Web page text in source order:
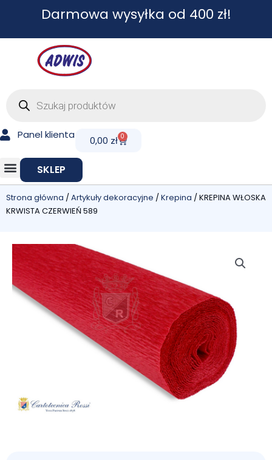
Darmowa wysyłka od 400 zł!
Panel klienta 0,00 zł 0
Cart
SKLEP
Strona główna /Artykuły dekoracyjne /Krepina / KREPINA WŁOSKA
KRWISTA CZERWIEŃ 589